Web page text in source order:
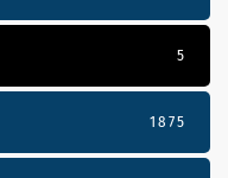
5
1875